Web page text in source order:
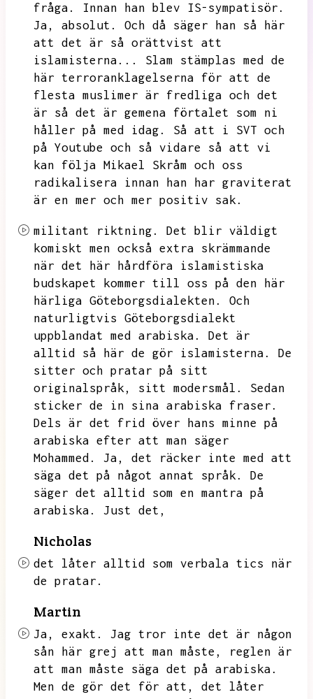
fråga.
Innan han blev IS-sympatisör.
Ja,
absolut.
Och då säger han så här
att det är så orättvist att
islamisterna...
Slam stämplas med de
här terroranklagelserna för att de
flesta muslimer är fredliga och det
är så det är gemena förtalet som ni
håller på med idag.
Så att i SVT och
på Youtube och så vidare så att vi
kan följa Mikael Skråm och oss
radikalisera innan han har graviterat
är en mer och mer positiv sak.
militant riktning.
Det blir väldigt
komiskt men också extra skrämmande
när det här hårdföra islamistiska
budskapet kommer till oss på den här
härliga Göteborgsdialekten.
Och
naturligtvis Göteborgsdialekt
uppblandat med arabiska.
Det är
alltid så här de gör islamisterna.
De
sitter och pratar på sitt
originalspråk,
sitt modersmål.
Sedan
sticker de in sina arabiska fraser.
Dels är det frid över hans minne på
arabiska efter att man säger
Mohammed.
Ja,
det räcker inte med att
säga det på något annat språk.
De
säger det alltid som en mantra på
arabiska.
Just det,
Nicholas
det låter alltid som verbala tics när
de pratar.
Martin
Ja, exakt.
Jag tror inte det är någon
sån här grej att man måste,
reglen är
att man måste säga det på arabiska.
Men de gör det för att,
det låter